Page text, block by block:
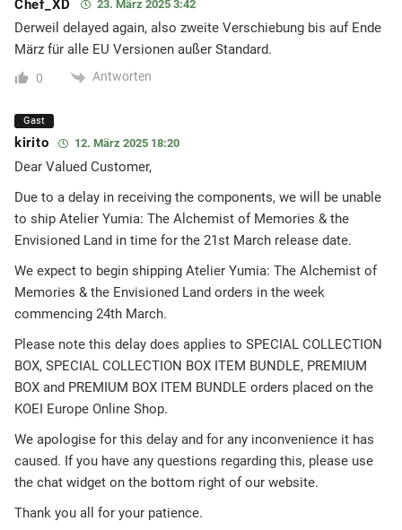
Chef_XD 23. März 2025 3:42
Derweil delayed again, also zweite Verschiebung bis auf Ende
März für alle EU Versionen außer Standard.
0 Antworten
Gast
kirito 12. März 2025 18:20
Dear Valued Customer,
Due to a delay in receiving the components, we will be unable
to ship Atelier Yumia: The Alchemist of Memories & the
Envisioned Land in time for the 21st March release date.
We expect to begin shipping Atelier Yumia: The Alchemist of
Memories & the Envisioned Land orders in the week
commencing 24th March.
Please note this delay does applies to SPECIAL COLLECTION
BOX, SPECIAL COLLECTION BOX ITEM BUNDLE, PREMIUM
BOX and PREMIUM BOX ITEM BUNDLE orders placed on the
KOEI Europe Online Shop.
We apologise for this delay and for any inconvenience it has
caused. If you have any questions regarding this, please use
the chat widget on the bottom right of our website.
Thank you all for your patience.